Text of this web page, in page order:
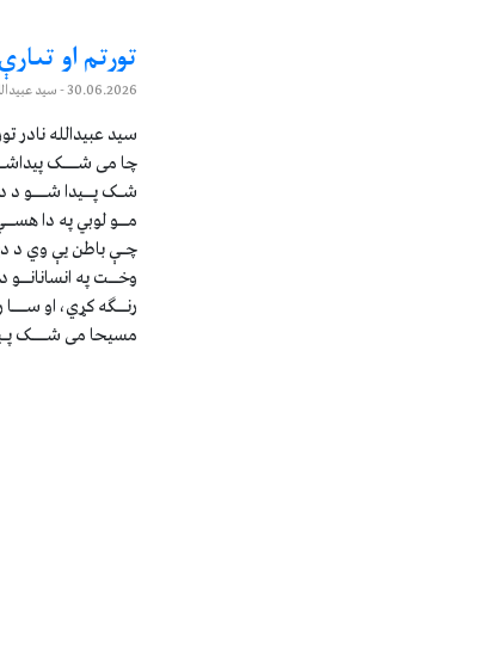
تورتم او
30.06.2026- سيد
سید عبیدالله نادر
چا می شـــک
شـک پــیدا شـــو د
مــو لوبي په دا
چـې باطن یې وي د
وخــت په
رنــګه کړي، او
مسیحا می شـــک